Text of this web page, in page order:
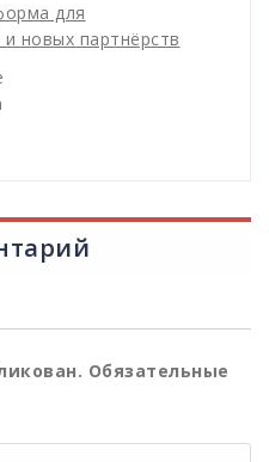
для
новых партнёрств
Обязательные